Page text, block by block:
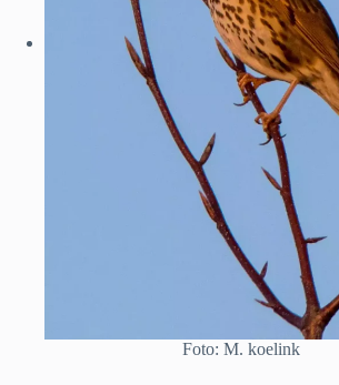
Foto: M. koelink